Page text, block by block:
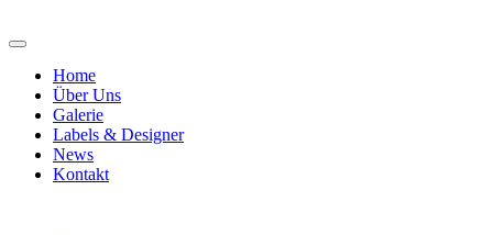
Home
Über Uns
Galerie
Labels & Designer
News
Kontakt